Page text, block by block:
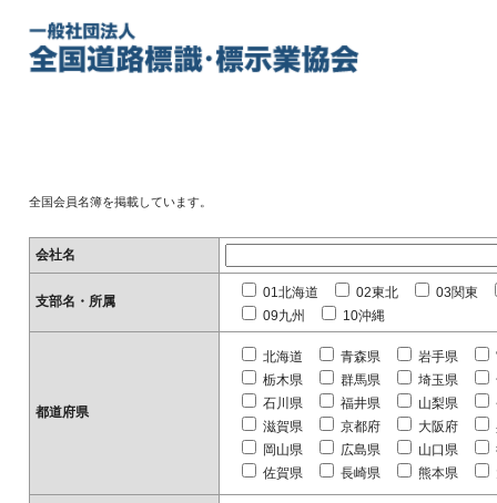
全国会員名簿を掲載しています。
会社名
支部名・所属
01北海道 02東北
03関東
09九州
10沖縄
都道府県
北海道 青森県 岩手県
栃木県
群馬県 埼玉県
石川県
福井県 山梨県
滋賀県
京都府 大阪府
岡山県
広島県 山口県
佐賀県
長崎県 熊本県